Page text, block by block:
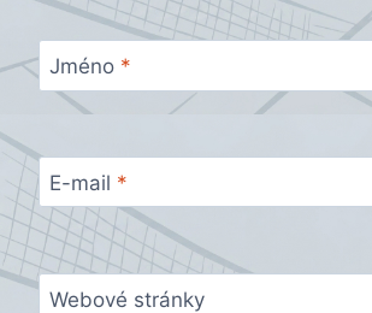
Jméno *
E-mail *
Webové stránky